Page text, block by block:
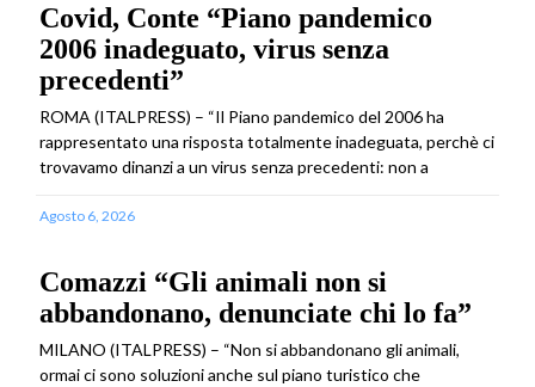
Covid, Conte “Piano pandemico
2006 inadeguato, virus senza
precedenti”
ROMA (ITALPRESS) – “Il Piano pandemico del 2006 ha
rappresentato una risposta totalmente inadeguata, perchè ci
trovavamo dinanzi a un virus senza precedenti: non a
Agosto 6, 2026
Comazzi “Gli animali non si
abbandonano, denunciate chi lo fa”
MILANO (ITALPRESS) – “Non si abbandonano gli animali,
ormai ci sono soluzioni anche sul piano turistico che